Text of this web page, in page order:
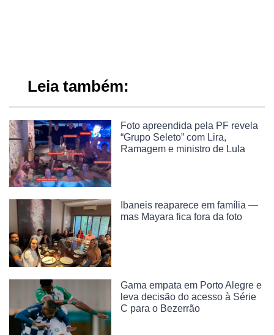
Leia também:
Foto apreendida pela PF revela
“Grupo Seleto” com Lira,
Ramagem e ministro de Lula
Ibaneis reaparece em família —
mas Mayara fica fora da foto
Gama empata em Porto Alegre e
leva decisão do acesso à Série
C para o Bezerrão